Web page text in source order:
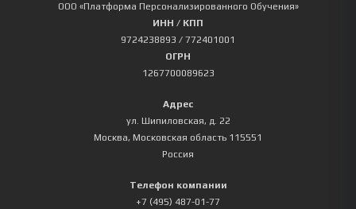
ООО «Платформа Персонализированного Обучения»
ИНН / КПП
9724238893 / 772401001
ОГРН
1267700089623
Адрес
ул. Шипиловская, д. 22
Москва, Московская область 115551
Россия
Телефон компании
+7 (495) 487-01-77